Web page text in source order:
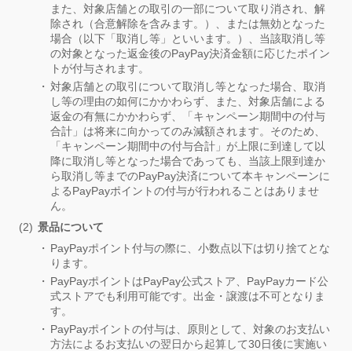
また、対象店舗との取引の一部について取り消され、解
除され（合意解除を含みます。）、または無効となった
場合（以下「取消し等」といいます。）、当該取消し等
の対象となった返金後のPayPay決済金額に応じたポイン
トが付与されます。
対象店舗との取引について取消し等となった場合、取消
し等の理由の如何にかかわらず、また、対象店舗による
返金の有無にかかわらず、「キャンペーン期間中の付与
合計」は将来に向かってのみ減額されます。そのため、
「キャンペーン期間中の付与合計」が上限に到達して以
降に取消し等となった場合であっても、当該上限到達か
ら取消し等までのPayPay決済について本キャンペーンに
よるPayPayポイントの付与が行われることはありませ
ん。
景品について
PayPayポイント付与の際に、小数点以下は切り捨てとな
ります。
PayPayポイントはPayPay公式ストア、PayPayカード公
式ストアでも利用可能です。出金・譲渡は不可となりま
す。
PayPayポイントの付与は、原則として、対象のお支払い
方法によるお支払いの翌日から起算して30日後に実施い